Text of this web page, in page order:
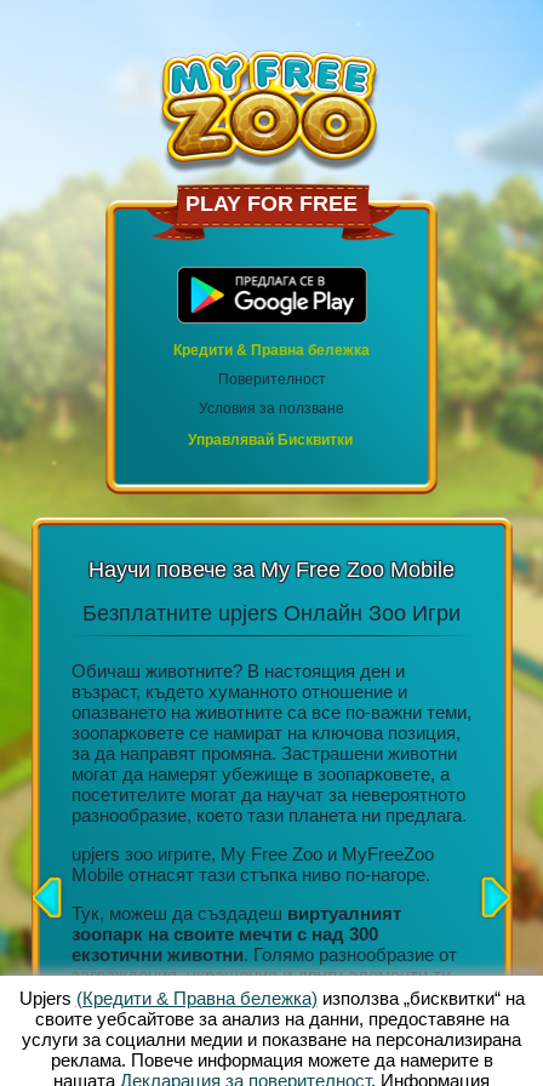
PLAY FOR FREE
Кредити & Правна бележка
Поверителност
Условия за ползване
Управлявай Бисквитки
Научи повече за My Free Zoo Mobile
на
Безплатните upjers Онлайн Зоо Игри
Обичаш животните? В настоящия ден и
възраст, където хуманното отношение и
опазването на животните са все по-важни теми,
зоопарковете се намират на ключова позиция,
за да направят промяна. Застрашени животни
могат да намерят убежище в зоопарковете, а
посетителите могат да научат за невероятното
разнообразие, което тази планета ни предлага.
upjers зоо игрите, My Free Zoo и MyFreeZoo
Mobile отнасят тази стъпка ниво по-нагоре.
Тук, можеш да създадеш виртуалният
зоопарк на своите мечти с над 300
екзотични животни. Голямо разнообразие от
заграждения, украшения и други елементи ти
позволяват да създадеш уникална среда на
живот.
Всяко
своя
могат
Тези
Upjers (Кредити & Правна бележка) използва „бисквитки“ на
своите уебсайтове за анализ на данни, предоставяне на
услуги за социални медии и показване на персонализирана
реклама. Повече информация можете да намерите в
нашата Декларация за поверителност. Информация